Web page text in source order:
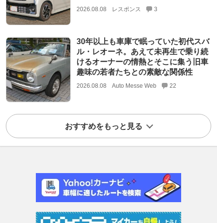
2026.08.08 レスポンス 3
30年以上も車庫で眠っていた初代スバ
ル・レオーネ。あえて未再生で乗り続
けるオーナーの情熱とそこに集う旧車
趣味の若者たちとの素敵な関係性
2026.08.08 Auto Messe Web 22
おすすめをもっと見る